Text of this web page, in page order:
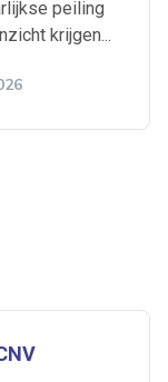
peiling
krijgen...